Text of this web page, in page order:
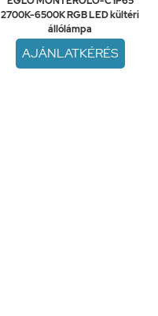
2700K-6500K RGB LED kültéri
állólámpa
AJÁNLATKÉRÉS